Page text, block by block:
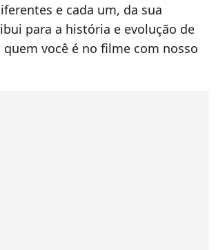
e cada um, da sua
para a história e evolução de
quem você é no filme com nosso